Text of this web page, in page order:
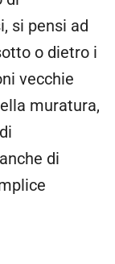
si pensi ad
o dietro i
vecchie
muratura,
di